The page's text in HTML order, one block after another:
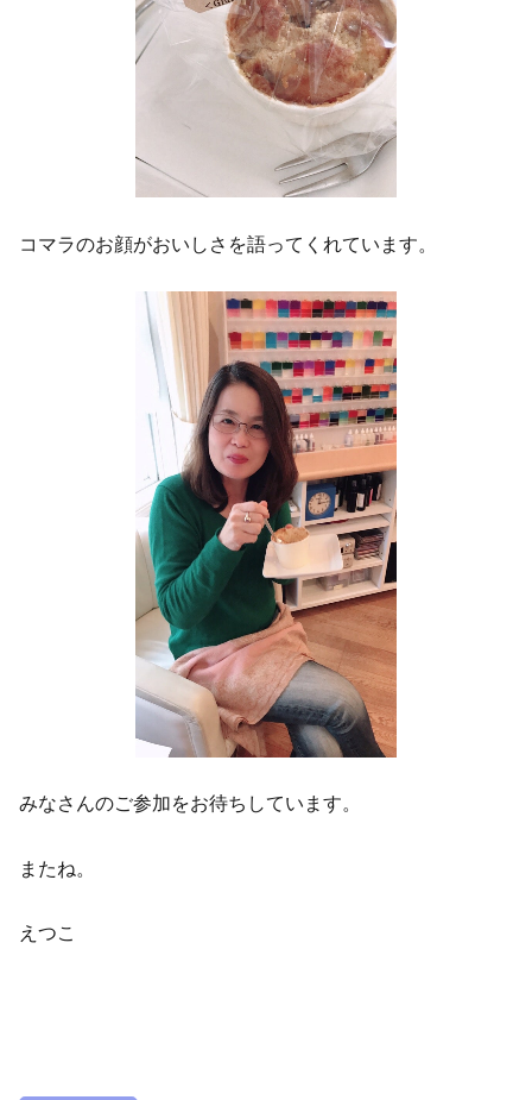
コマラのお顔がおいしさを語ってくれています。
みなさんのご参加をお待ちしています。
またね。
えつこ